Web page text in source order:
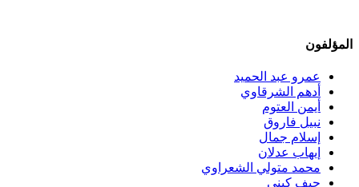
المؤلفون
عمرو عبد الحميد
أدهم الشرقاوي
أيمن العتوم
نبيل فاروق
إسلام جمال
إيهاب عدلان
محمد متولي الشعراوي
جيف كيني